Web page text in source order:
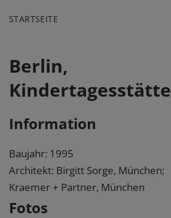
STARTSEITE
Berlin,
Kindertagesstätte
Information
Baujahr: 1995
Architekt: Birgitt Sorge, München;
Kraemer + Partner, München
Fotos